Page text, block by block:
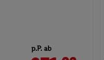
p.P. ab